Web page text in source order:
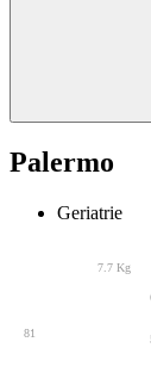
Palermo
Geriatrie
81
7.7 Kg